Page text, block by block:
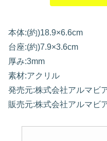
本体:(約)18.9×6.6cm
台座:(約)7.9×3.6cm
厚み:3mm
素材:アクリル
発売元:株式会社アルマビ
販売元:株式会社アルマビ